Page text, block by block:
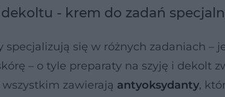
- krem do zadań
specjalizują się w różnych zadaniach –
– o tyle preparaty na szyję i dekolt
zawierają antyoksydanty,